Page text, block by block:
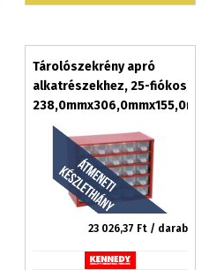
Tárolószekrény apró
alkatrészekhez, 25-fiókos
238,0mmx306,0mmx155,0mm
SCS025
23 026,37 Ft / darab